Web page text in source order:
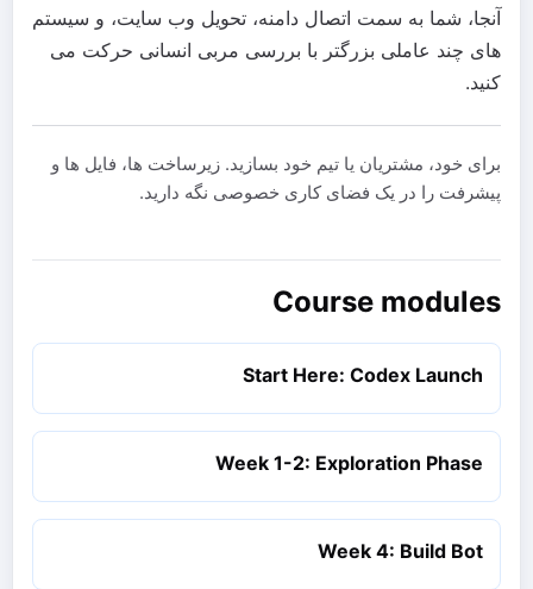
آنجا، شما به سمت اتصال دامنه، تحویل وب سایت، و سیستم
های چند عاملی بزرگتر با بررسی مربی انسانی حرکت می
کنید.
برای خود، مشتریان یا تیم خود بسازید. زیرساخت ها، فایل ها و
پیشرفت را در یک فضای کاری خصوصی نگه دارید.
Course modules
Start Here: Codex Launch
Week 1-2: Exploration Phase
Week 4: Build Bot